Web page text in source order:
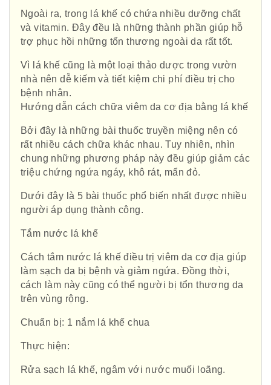
Ngoài ra, trong lá khế có chứa nhiều dưỡng chất
và vitamin. Đây đều là những thành phần giúp hỗ
trợ phục hồi những tổn thương ngoài da rất tốt.
Vì lá khế cũng là một loại thảo dược trong vườn
nhà nên dễ kiếm và tiết kiệm chi phí điều trị cho
bệnh nhân.
Hướng dẫn cách chữa viêm da cơ địa bằng lá khế
Bởi đây là những bài thuốc truyền miệng nên có
rất nhiều cách chữa khác nhau. Tuy nhiên, nhìn
chung những phương pháp này đều giúp giảm các
triệu chứng ngứa ngáy, khô rát, mẩn đỏ.
Dưới đây là 5 bài thuốc phổ biến nhất được nhiều
người áp dụng thành công.
Tắm nước lá khế
Cách tắm nước lá khế điều trị viêm da cơ địa giúp
làm sạch da bị bệnh và giảm ngứa. Đồng thời,
cách làm này cũng có thể người bị tổn thương da
trên vùng rộng.
Chuẩn bị: 1 nắm lá khế chua
Thực hiện:
Rửa sạch lá khế, ngâm với nước muối loãng.